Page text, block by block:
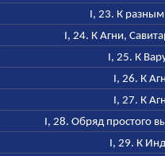
I, 23. К
I, 24. К Агни,
I, 25. К
I, 26. К
I, 27. К
I, 28. Обряд простого
I, 29. К